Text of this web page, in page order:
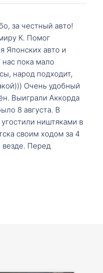
за честный авто!
К. Помог
Японских авто и
пока мало
народ подходит,
Очень удобный
Выиграли Аккорда
8 августа. В
ништяками в
своим ходом за 4
везде. Перед